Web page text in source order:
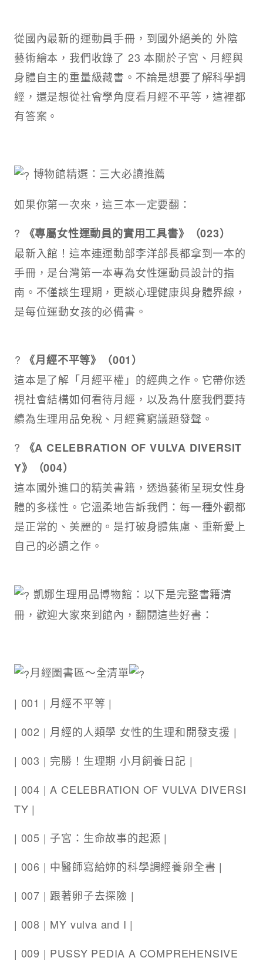
從國內最新的運動員手冊，到國外絕美的 外陰
藝術繪本，我們收錄了 23 本關於子宮、月經與
身體自主的重量級藏書。不論是想要了解科學調
經，還是想從社會學角度看月經不平等，這裡都
有答案。
博物館精選：三大必讀推薦
如果你第一次來，這三本一定要翻：
?
《專屬女性運動員的實用工具書》（023）
最新入館！這本連運動部李洋部長都拿到一本的
手冊，是台灣第一本專為女性運動員設計的指
南。不僅談生理期，更談心理健康與身體界線，
是每位運動女孩的必備書。
⁡?
《月經不平等》（001）
這本是了解「月經平權」的經典之作。它帶你透
視社會結構如何看待月經，以及為什麼我們要持
續為生理用品免稅、月經貧窮議題發聲。
?
《A CELEBRATION OF VULVA DIVERSIT
Y》（004）
這本國外進口的精美書籍，透過藝術呈現女性身
體的多樣性。它溫柔地告訴我們：每一種外觀都
是正常的、美麗的。是打破身體焦慮、重新愛上
自己的必讀之作。
凱娜生理用品博物館：以下是完整書籍清
冊，歡迎大家來到館內，翻閱這些好書：
月經圖書區～全清單
| 001 | 月經不平等 |
| 002 | 月經的人類學 女性的生理和開發支援 |
| 003 | 完勝！生理期 小月飼養日記 |
| 004 | A CELEBRATION OF VULVA DIVERSI
TY |
| 005 | 子宮：生命故事的起源 |
| 006 | 中醫師寫給妳的科學調經養卵全書 |
| 007 | 跟著卵子去探險 |
| 008 | MY vulva and I |
| 009 | PUSSY PEDIA A COMPREHENSIVE